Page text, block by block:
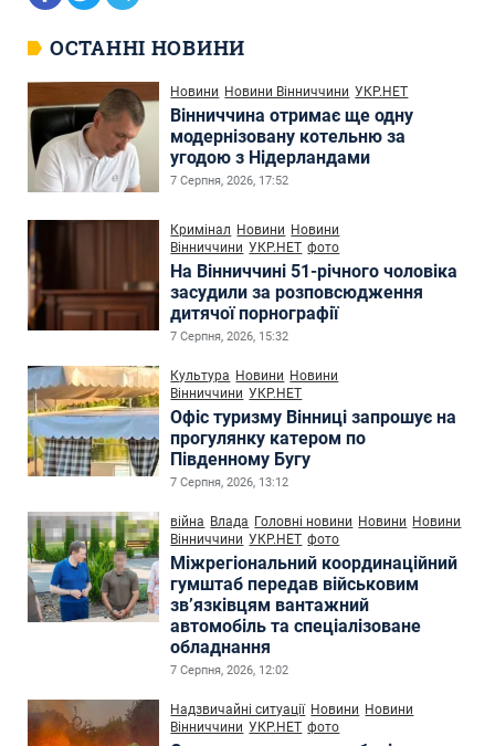
ОСТАННІ НОВИНИ
Новини Новини Вінниччини УКР.НЕТ
Вінниччина отримає ще одну
модернізовану котельню за
угодою з Нідерландами
7 Серпня, 2026, 17:52
Кримінал Новини Новини
Вінниччини УКР.НЕТ фото
На Вінниччині 51-річного чоловіка
засудили за розповсюдження
дитячої порнографії
7 Серпня, 2026, 15:32
Культура Новини Новини
Вінниччини УКР.НЕТ
Офіс туризму Вінниці запрошує на
прогулянку катером по
Південному Бугу
7 Серпня, 2026, 13:12
війна Влада Головні новини Новини Новини
Вінниччини УКР.НЕТ фото
Міжрегіональний координаційний
гумштаб передав військовим
зв’язківцям вантажний
автомобіль та спеціалізоване
обладнання
7 Серпня, 2026, 12:02
Надзвичайні ситуації Новини Новини
Вінниччини УКР.НЕТ фото